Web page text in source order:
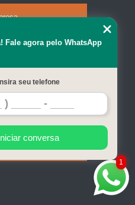
site
1
Fale agora pelo WhatsApp
Insira seu telefone
conversa